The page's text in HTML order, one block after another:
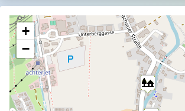
+
−